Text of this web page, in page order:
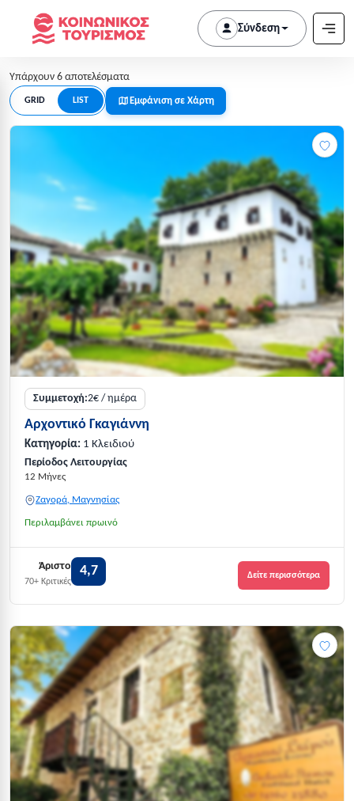
Σύνδεση
Υπάρχουν 6 αποτελέσματα
GRID LIST Εμφάνιση σε Χάρτη
Συμμετοχή:2€ / ημέρα
Αρχοντικό Γκαγιάννη
Κατηγορία: 1 Κλειδιού
Περίοδος Λειτουργίας
12 Μήνες
Ζαγορά, Μαγνησίας
Περιλαμβάνει πρωινό
Άριστο
70+ Κριτικές
4,7 Δείτε περισσότερα